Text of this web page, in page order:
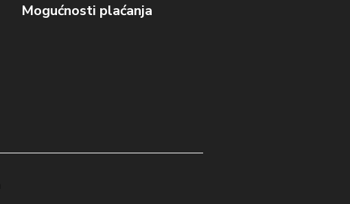
Mogućnosti plaćanja